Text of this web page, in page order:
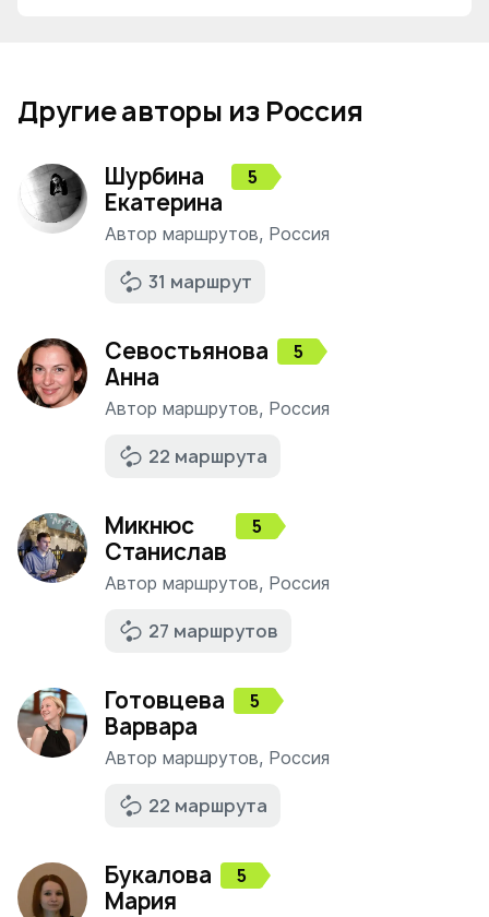
Другие авторы из Россия
Шурбина
Екатерина
5
Автор маршрутов, Россия
31 маршрут
Севостьянова
Анна
5
Автор маршрутов, Россия
22 маршрута
Микнюс
Станислав
5
Автор маршрутов, Россия
27 маршрутов
Готовцева
Варвара
5
Автор маршрутов, Россия
22 маршрута
Букалова
Мария
5